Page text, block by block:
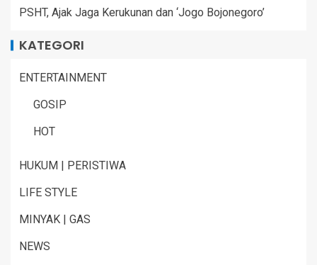
PSHT, Ajak Jaga Kerukunan dan ‘Jogo Bojonegoro’
KATEGORI
ENTERTAINMENT
GOSIP
HOT
HUKUM | PERISTIWA
LIFE STYLE
MINYAK | GAS
NEWS